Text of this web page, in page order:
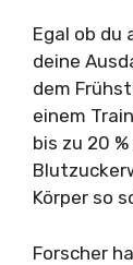
Egal ob du
deine
dem
einem
bis zu 20
Körper so
Forscher